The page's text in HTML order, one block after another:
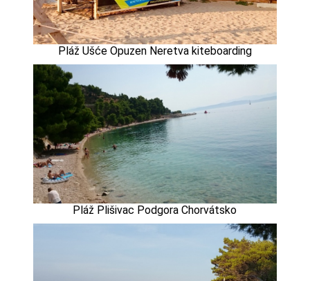
Pláž Ušće Opuzen Neretva kiteboarding
Pláž Plišivac Podgora Chorvátsko